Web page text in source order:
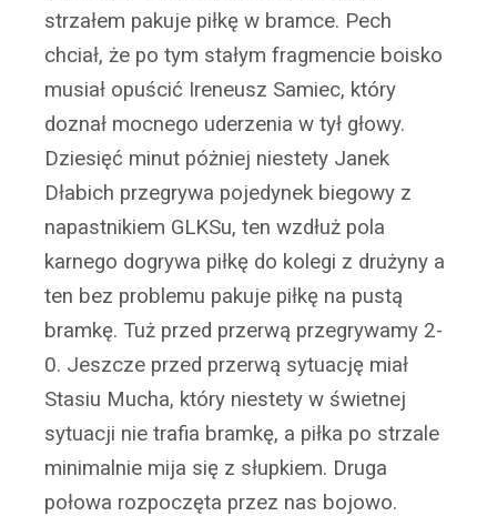
strzałem pakuje piłkę w bramce. Pech
chciał, że po tym stałym fragmencie boisko
musiał opuścić Ireneusz Samiec, który
doznał mocnego uderzenia w tył głowy.
Dziesięć minut póżniej niestety Janek
Dłabich przegrywa pojedynek biegowy z
napastnikiem GLKSu, ten wzdłuż pola
karnego dogrywa piłkę do kolegi z drużyny a
ten bez problemu pakuje piłkę na pustą
bramkę. Tuż przed przerwą przegrywamy 2-
0. Jeszcze przed przerwą sytuację miał
Stasiu Mucha, który niestety w świetnej
sytuacji nie trafia bramkę, a piłka po strzale
minimalnie mija się z słupkiem. Druga
połowa rozpoczęta przez nas bojowo.